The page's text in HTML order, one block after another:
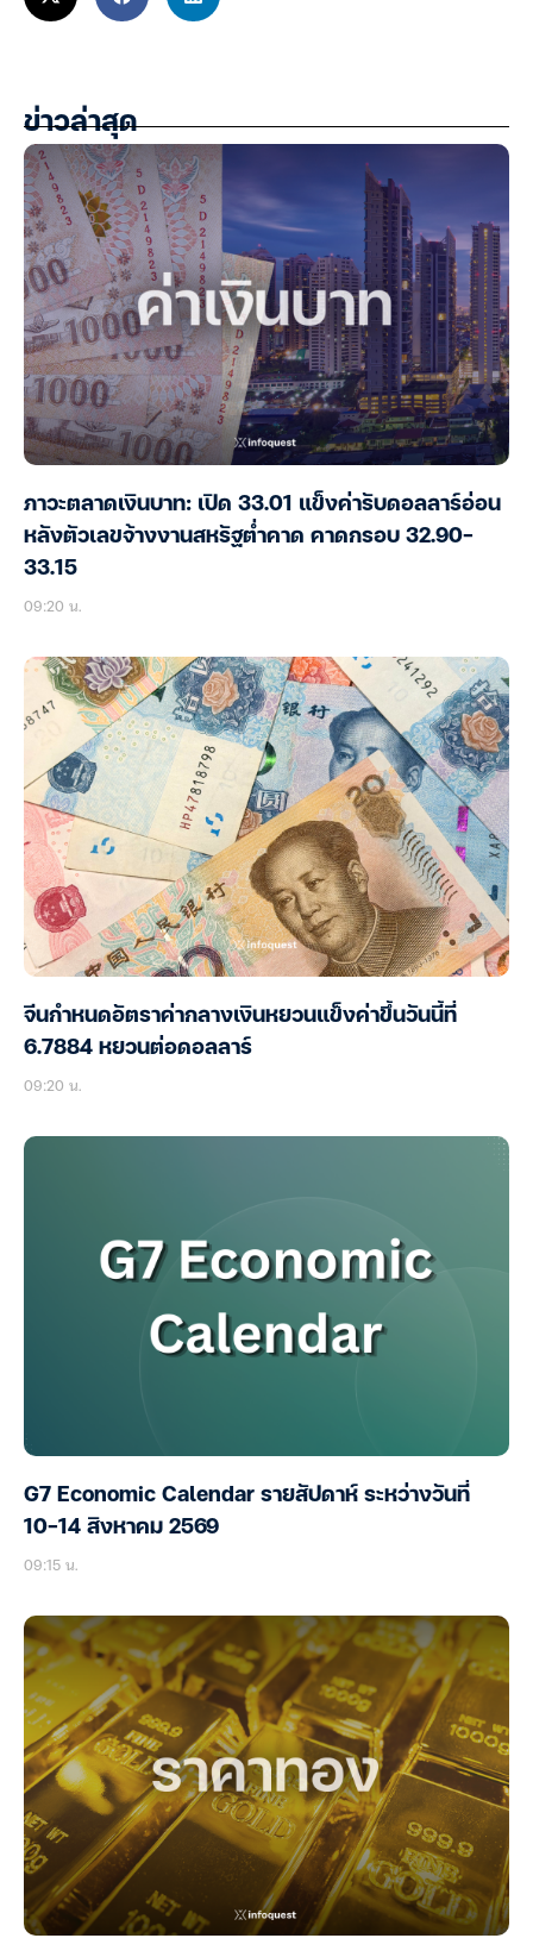
ข่าวล่าสุด
ภาวะตลาดเงินบาท: เปิด 33.01 แข็งค่ารับดอลลาร์อ่อน
หลังตัวเลขจ้างงานสหรัฐต่ำคาด คาดกรอบ 32.90-
33.15
09:20 น.
จีนกำหนดอัตราค่ากลางเงินหยวนแข็งค่าขึ้นวันนี้ที่
6.7884 หยวนต่อดอลลาร์
09:20 น.
G7 Economic Calendar รายสัปดาห์ ระหว่างวันที่
10-14 สิงหาคม 2569
09:15 น.